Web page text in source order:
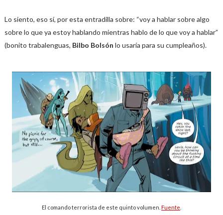
Lo siento, eso sí, por esta entradilla sobre: “voy a hablar sobre algo
sobre lo que ya estoy hablando mientras hablo de lo que voy a hablar”
(bonito trabalenguas, Bilbo Bolsón lo usaría para su cumpleaños).
El comando terrorista de este quinto volumen. Fuente